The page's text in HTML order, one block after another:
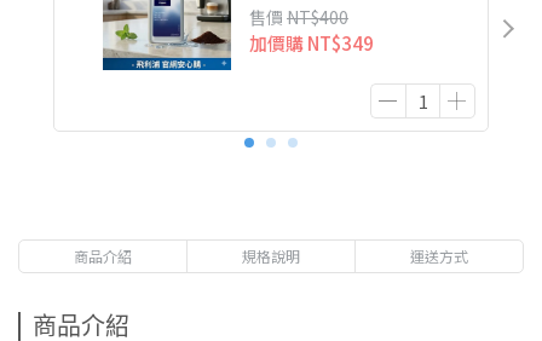
售價 NT$400
加價購NT$349
商品介紹 規格說明 運送方式
商品介紹